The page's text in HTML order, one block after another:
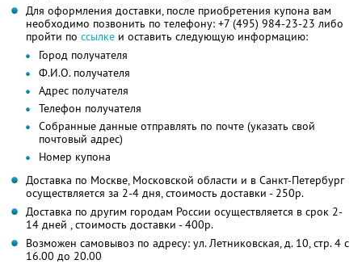
Для оформления доставки, после приобретения купона вам
необходимо позвонить по телефону: +7 (495) 984-23-23 либо
пройти по ссылке и оставить следующую информацию:
Город получателя
Ф.И.О. получателя
Адрес получателя
Телефон получателя
Собранные данные отправлять по почте (указать свой
почтовый адрес)
Номер купона
Доставка по Москве, Московской области и в Санкт-Петербург
осуществляется за 2-4 дня, стоимость доставки - 250р.
Доставка по другим городам России осуществляется в срок 2-
14 дней , стоимость доставки - 400р.
Возможен самовывоз по адресу: ул. Летниковская, д. 10, стр. 4 с
16.00 до 20.00